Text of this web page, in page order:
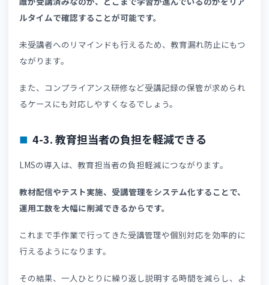
や研修管理の効率化を図れます。ここでは、LMSを導入す
LMSを活用することで、国内外の拠点を問わず教育品質を
できるからです。
受講者のなかで日本語の理解度に差があっても、それぞれ
できます。